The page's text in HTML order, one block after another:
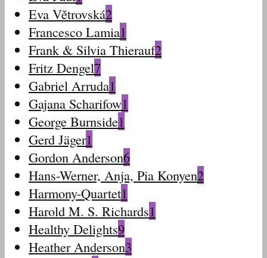
Eva Větrovská2
Francesco Lamia1
Frank & Silvia Thierauf2
Fritz Dengel7
Gabriel Arruda1
Gajana Scharifow1
George Burnside1
Gerd Jäger1
Gordon Anderson6
Hans-Werner, Anja, Pia Konyen2
Harmony-Quartet1
Harold M. S. Richards1
Healthy Delights9
Heather Anderson3